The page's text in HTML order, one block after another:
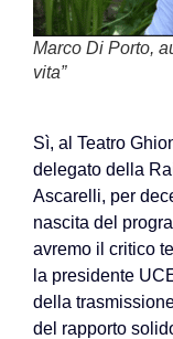
Marco Di Porto,
vita”
Sì, al Teatro
delegato della
Ascarelli, per
nascita del
avremo il critico
la presidente
della
del rapporto